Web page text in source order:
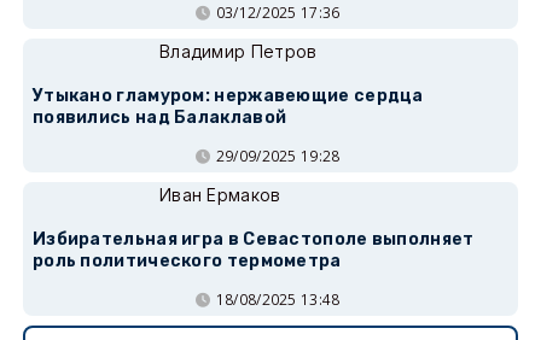
03/12/2025 17:36
Владимир Петров
Утыкано гламуром: нержавеющие сердца
появились над Балаклавой
29/09/2025 19:28
Иван Ермаков
Избирательная игра в Севастополе выполняет
роль политического термометра
18/08/2025 13:48